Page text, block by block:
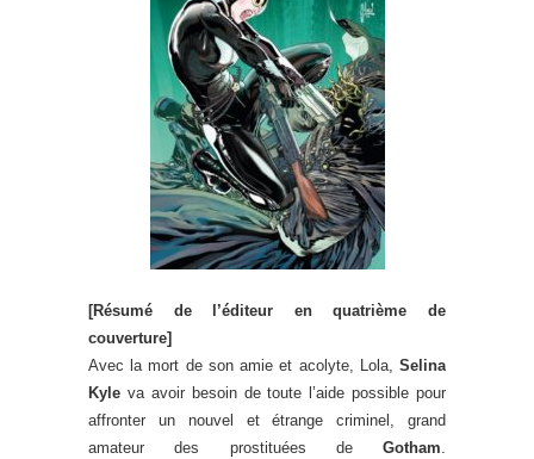
[Résumé de l’éditeur en quatrième de
couverture]
Avec la mort de son amie et acolyte, Lola, Selina
Kyle va avoir besoin de toute l’aide possible pour
affronter un nouvel et étrange criminel, grand
amateur des prostituées de Gotham.